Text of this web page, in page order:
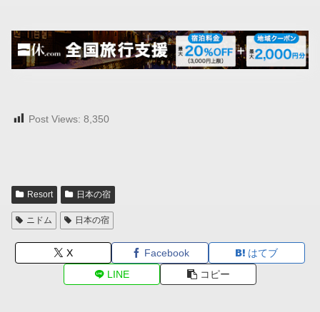
Post Views: 8,350
Resort 日本の宿
ニドム 日本の宿
X Facebook
はてブ
LINE
コピー